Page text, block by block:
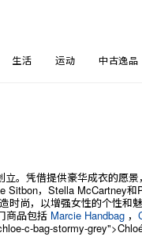
生活 运动 中古逸品
。凭借提供豪华成衣的愿
Sitbon，Stella McCartney
尚，以增强女性的个性和
商品包括 Marcie Handbag ，
c-bag-stormy-grey">Chloé